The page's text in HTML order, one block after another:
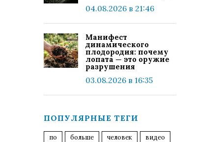
04.08.2026 в 21:46
Манифест
динамического
плодородия: почему
лопата — это оружие
разрушения
03.08.2026 в 16:35
ПОПУЛЯРНЫЕ ТЕГИ
по больше человек
видео